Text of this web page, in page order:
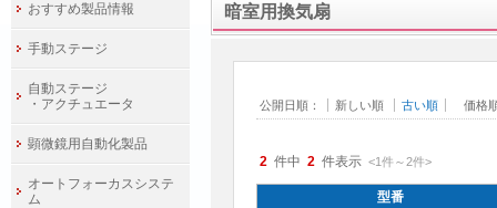
暗室用換気扇
公開日順： 新しい順 古い順 価格
2 件中 2 件表示 <1件～2件>
型番
おすすめ製品情報
手動ステージ
自動ステージ
・アクチュエータ
顕微鏡用自動化製品
オートフォーカスシステ
ム